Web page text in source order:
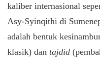
kaliber internasional
Asy-Syinqithi di
adalah bentuk
klasik) dan tajdid